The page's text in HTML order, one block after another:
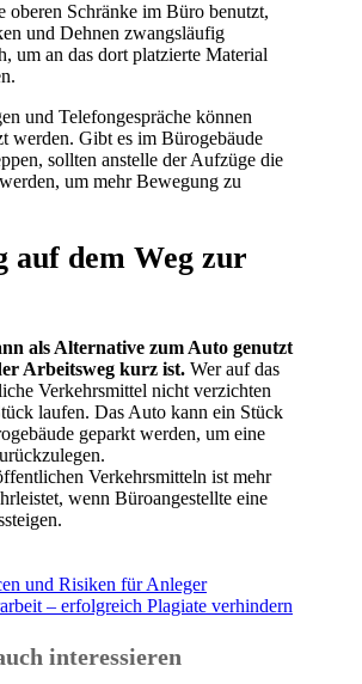
oberen Schränke im Büro benutzt,
und Dehnen zwangsläufig
um an das dort platzierte Material
und Telefongespräche können
werden. Gibt es im Bürogebäude
sollten anstelle der Aufzüge die
um mehr Bewegung zu
auf dem Weg zur
als Alternative zum Auto genutzt
Arbeitsweg kurz ist. Wer auf das
Verkehrsmittel nicht verzichten
laufen. Das Auto kann ein Stück
geparkt werden, um eine
Verkehrsmitteln ist mehr
wenn Büroangestellte eine
und Risiken für Anleger
– erfolgreich Plagiate verhindern
interessieren